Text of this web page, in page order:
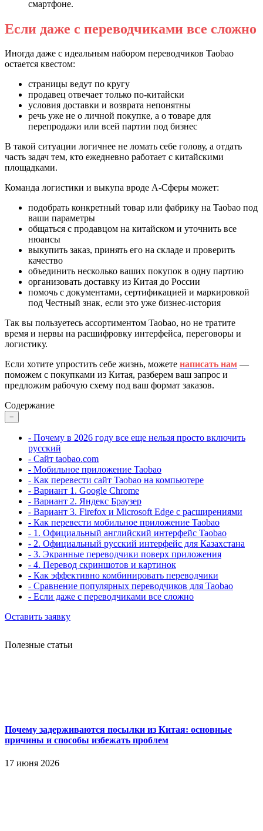
смартфоне.
Если даже с переводчиками все сложно
Иногда даже с идеальным набором переводчиков Taobao
остается квестом:
страницы ведут по кругу
продавец отвечает только по-китайски
условия доставки и возврата непонятны
речь уже не о личной покупке, а о товаре для
перепродажи или всей партии под бизнес
В такой ситуации логичнее не ломать себе голову, а отдать
часть задач тем, кто ежедневно работает с китайскими
площадками.
Команда логистики и выкупа вроде А-Сферы может:
подобрать конкретный товар или фабрику на Taobao под
ваши параметры
общаться с продавцом на китайском и уточнить все
нюансы
выкупить заказ, принять его на складе и проверить
качество
объединить несколько ваших покупок в одну партию
организовать доставку из Китая до России
помочь с документами, сертификацией и маркировкой
под Честный знак, если это уже бизнес-история
Так вы пользуетесь ассортиментом Taobao, но не тратите
время и нервы на расшифровку интерфейса, переговоры и
логистику.
Если хотите упростить себе жизнь, можете написать нам —
поможем с покупками из Китая, разберем ваш запрос и
предложим рабочую схему под ваш формат заказов.
Содержание
−
- Почему в 2026 году все еще нельзя просто включить
русский
- Сайт taobao.com
- Мобильное приложение Taobao
- Как перевести сайт Taobao на компьютере
- Вариант 1. Google Chrome
- Вариант 2. Яндекс Браузер
- Вариант 3. Firefox и Microsoft Edge с расширениями
- Как перевести мобильное приложение Taobao
- 1. Официальный английский интерфейс Taobao
- 2. Официальный русский интерфейс для Казахстана
- 3. Экранные переводчики поверх приложения
- 4. Перевод скриншотов и картинок
- Как эффективно комбинировать переводчики
- Сравнение популярных переводчиков для Taobao
- Если даже с переводчиками все сложно
Оставить заявку
Полезные статьи
Почему задерживаются посылки из Китая: основные
причины и способы избежать проблем
17 июня 2026